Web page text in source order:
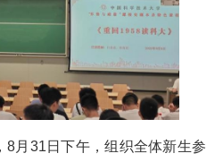
8月31日下午，组织全体新生参